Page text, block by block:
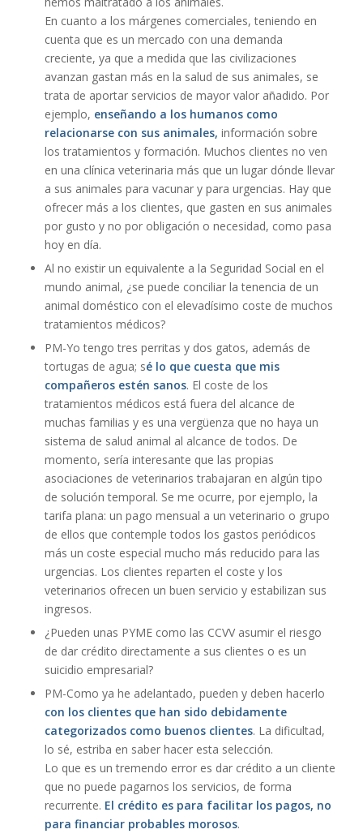
En cuanto a los márgenes comerciales, teniendo en
cuenta que es un mercado con una demanda
creciente, ya que a medida que las civilizaciones
avanzan gastan más en la salud de sus animales, se
trata de aportar servicios de mayor valor añadido. Por
ejemplo, enseñando a los humanos como
relacionarse con sus animales, información sobre
los tratamientos y formación. Muchos clientes no ven
en una clínica veterinaria más que un lugar dónde llevar
a sus animales para vacunar y para urgencias. Hay que
ofrecer más a los clientes, que gasten en sus animales
por gusto y no por obligación o necesidad, como pasa
hoy en día.
Al no existir un equivalente a la Seguridad Social en el
mundo animal, ¿se puede conciliar la tenencia de un
animal doméstico con el elevadísimo coste de muchos
tratamientos médicos?
PM-Yo tengo tres perritas y dos gatos, además de
tortugas de agua; sé lo que cuesta que mis
compañeros estén sanos. El coste de los
tratamientos médicos está fuera del alcance de
muchas familias y es una vergüenza que no haya un
sistema de salud animal al alcance de todos. De
momento, sería interesante que las propias
asociaciones de veterinarios trabajaran en algún tipo
de solución temporal. Se me ocurre, por ejemplo, la
tarifa plana: un pago mensual a un veterinario o grupo
de ellos que contemple todos los gastos periódicos
más un coste especial mucho más reducido para las
urgencias. Los clientes reparten el coste y los
veterinarios ofrecen un buen servicio y estabilizan sus
ingresos.
¿Pueden unas PYME como las CCVV asumir el riesgo
de dar crédito directamente a sus clientes o es un
suicidio empresarial?
PM-Como ya he adelantado, pueden y deben hacerlo
con los clientes que han sido debidamente
categorizados como buenos clientes. La dificultad,
lo sé, estriba en saber hacer esta selección.
Lo que es un tremendo error es dar crédito a un cliente
que no puede pagarnos los servicios, de forma
recurrente. El crédito es para facilitar los pagos, no
para financiar probables morosos.